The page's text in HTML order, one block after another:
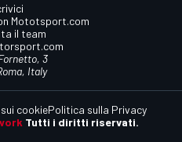
Mototsport.com
il team
3
Italy
Tutti i diritti riservati.
cookiePolitica sulla Privacy